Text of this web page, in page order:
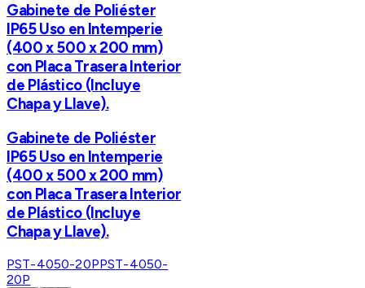
Gabinete de Poliéster
IP65 Uso en Intemperie
(400 x 500 x 200 mm)
con Placa Trasera Interior
de Plástico (Incluye
Chapa y Llave).
Gabinete de Poliéster
IP65 Uso en Intemperie
(400 x 500 x 200 mm)
con Placa Trasera Interior
de Plástico (Incluye
Chapa y Llave).
PST-4050-20PPST-4050-
20P